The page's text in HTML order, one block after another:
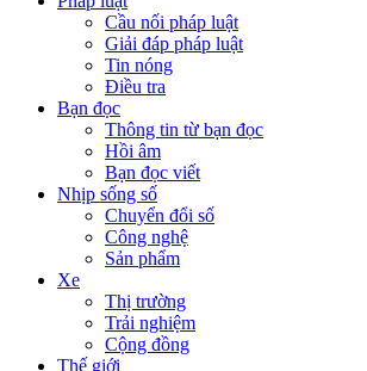
Cầu nối pháp luật
Giải đáp pháp luật
Tin nóng
Điều tra
Bạn đọc
Thông tin từ bạn đọc
Hồi âm
Bạn đọc viết
Nhịp sống số
Chuyển đổi số
Công nghệ
Sản phẩm
Xe
Thị trường
Trải nghiệm
Cộng đồng
Thế giới